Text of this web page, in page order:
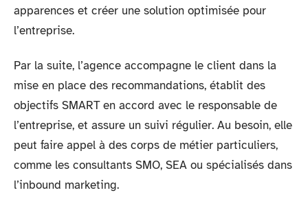
apparences et créer une solution optimisée pour
l’entreprise.
Par la suite, l’agence accompagne le client dans la
mise en place des recommandations, établit des
objectifs SMART en accord avec le responsable de
l’entreprise, et assure un suivi régulier. Au besoin, elle
peut faire appel à des corps de métier particuliers,
comme les consultants SMO, SEA ou spécialisés dans
l’inbound marketing.